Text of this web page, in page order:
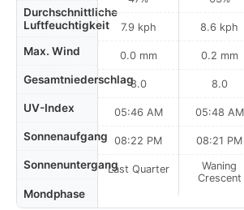
Durchschnittliche
Luftfeuchtigkeit
Max. Wind
Gesamtniederschlag
UV-Index
Sonnenaufgang
Sonnenuntergang
Mondphase
7.9 kph
0.0 mm
8.0
05:46 AM
08:22 PM
Last Quarter
8.6 kph
0.2 mm
8.0
05:48 AM
08:21 PM
Waning
Crescent